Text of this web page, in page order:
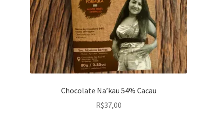
Chocolate Na’kau 54% Cacau
R$37,00